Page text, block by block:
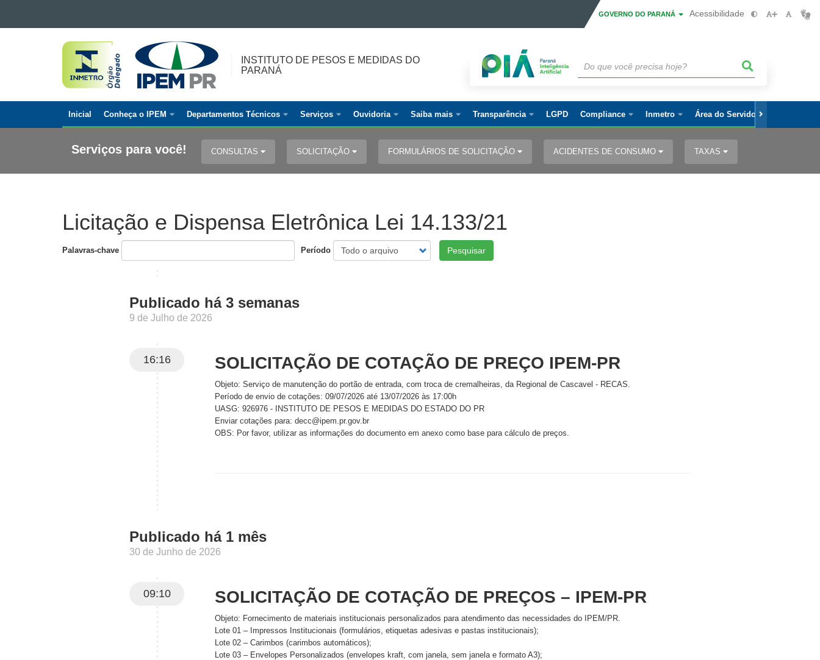
Ir para a navegação
GOVERNO DO PARANÁ Acessibilidade
INSTITUTO
PESOS
E
MEDIDAS
DO
INSTITUTO DE PESOS E MEDIDAS DO
PARANÁ
Navegação
principal
Inicial Conheça o IPEM Departamentos Técnicos Serviços Ouvidoria Saiba mais Transparência LGPD Compliance Inmetro Área do Servidor
Serviços para você! CONSULTAS SOLICITAÇÃO FORMULÁRIOS DE SOLICITAÇÃO ACIDENTES DE CONSUMO TAXAS
Licitação e Dispensa Eletrônica Lei 14.133/21
Palavras-chave Período Pesquisar
Publicado há 3 semanas
9 de Julho de 2026
16:16 SOLICITAÇÃO DE COTAÇÃO DE PREÇO IPEM-PR
Objeto: Serviço de manutenção do portão de entrada, com troca de cremalheiras, da Regional de Cascavel - RECAS.
Período de envio de cotações: 09/07/2026 até 13/07/2026 às 17:00h
UASG: 926976 - INSTITUTO DE PESOS E MEDIDAS DO ESTADO DO PR
Enviar cotações para: decc@ipem.pr.gov.br
OBS: Por favor, utilizar as informações do documento em anexo como base para cálculo de preços.
Publicado há 1 mês
30 de Junho de 2026
09:10 SOLICITAÇÃO DE COTAÇÃO DE PREÇOS – IPEM-PR
Objeto: Fornecimento de materiais institucionais personalizados para atendimento das necessidades do IPEM/PR.
Lote 01 – Impressos Institucionais (formulários, etiquetas adesivas e pastas institucionais);
Lote 02 – Carimbos (carimbos automáticos);
Lote 03 – Envelopes Personalizados (envelopes kraft, com janela, sem janela e formato A3);